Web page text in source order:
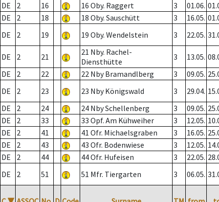
DE
2 16 16 Oby. Raggert 3 01.06.
DE
2 18 18 Oby. Sauschütt 3 16.05.
DE
2 19 19 Oby. Wendelstein 3 22.05.
DE 2 21
21 Nby. Rachel-
Diensthütte
3 13.05.
DE
2 22 22 Nby Bramandlberg 3 09.05.
DE
2 23 23 Nby Königswald 3 29.04.
DE
2 24 24 Nby Schellenberg 3 09.05.
DE
2 33 33 Opf. Am Kühweiher 3 12.05.
DE
2 41 41 Ofr. Michaelsgraben 3 16.05.
DE
2 43 43 Ofr. Bodenwiese 3 12.05.
DE
2 44 44 Ofr. Hufeisen 3 22.05.
DE
2 51 51 Mfr. Tiergarten 3 06.05.